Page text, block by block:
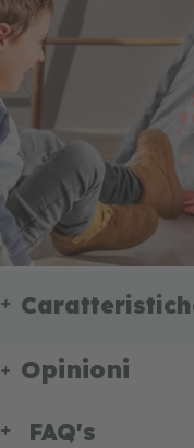
Opinioni
FAQ's